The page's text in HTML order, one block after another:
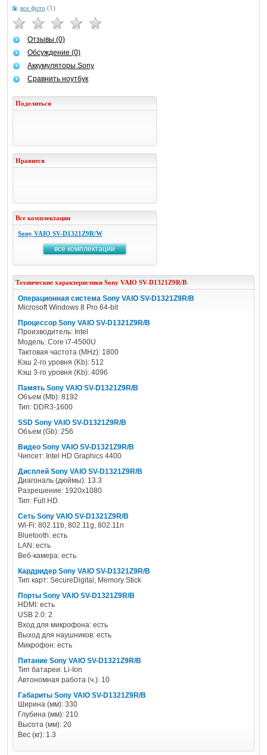
все фото (1)
Отзывы (0)
Обсуждение (0)
Аккумуляторы Sony
Сравнить ноутбук
Поделиться
Нравится
Все комплектации
Sony VAIO SV-D1321Z9R/W
все комплектации
Технические характеристики Sony VAIO SV-D1321Z9R/B
Операционная система Sony VAIO SV-D1321Z9R/B
Microsoft Windows 8 Pro 64-bit
Процессор Sony VAIO SV-D1321Z9R/B
Производитель: Intel
Модель: Core i7-4500U
Тактовая частота (MHz): 1800
Кэш 2-го уровня (Kb): 512
Кэш 3-го уровня (Kb): 4096
Память Sony VAIO SV-D1321Z9R/B
Объем (Mb): 8192
Тип: DDR3-1600
SSD Sony VAIO SV-D1321Z9R/B
Объем (Gb): 256
Видео Sony VAIO SV-D1321Z9R/B
Чипсет: Intel HD Graphics 4400
Дисплей Sony VAIO SV-D1321Z9R/B
Диагональ (дюймы): 13.3
Разрешение: 1920x1080
Тип: Full HD
Сеть Sony VAIO SV-D1321Z9R/B
Wi-Fi: 802.11b, 802.11g, 802.11n
Bluetooth: есть
LAN: есть
Веб-камера: есть
Кардридер Sony VAIO SV-D1321Z9R/B
Тип карт: SecureDigital, Memory Stick
Порты Sony VAIO SV-D1321Z9R/B
HDMI: есть
USB 2.0: 2
Вход для микрофона: есть
Выход для наушников: есть
Микрофон: есть
Питание Sony VAIO SV-D1321Z9R/B
Тип батареи: Li-Ion
Автономная работа (ч.): 10
Габариты Sony VAIO SV-D1321Z9R/B
Ширина (мм): 330
Глубина (мм): 210
Высота (мм): 20
Вес (кг): 1.3